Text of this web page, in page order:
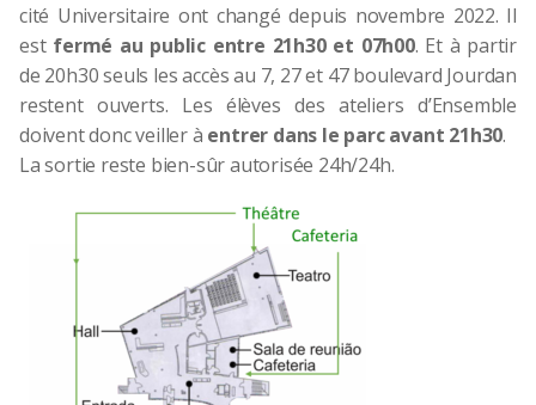
cité Universitaire ont changé depuis novembre 2022. Il
est fermé au public entre 21h30 et 07h00. Et à partir
de 20h30 seuls les accès au 7, 27 et 47 boulevard Jourdan
restent ouverts. Les élèves des ateliers d’Ensemble
doivent donc veiller à entrer dans le parc avant 21h30.
La sortie reste bien-sûr autorisée 24h/24h.